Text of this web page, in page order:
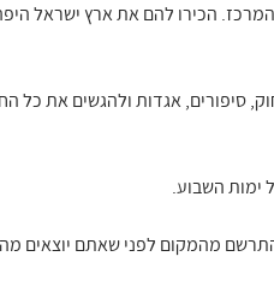
הכירו להם את ארץ ישראל
סיפורים, אגדות ולהגשים את כל
ימות השבוע.
בסיור וירטואלי. סיור וירטואלי 360 יאפשר לכם להתרשם